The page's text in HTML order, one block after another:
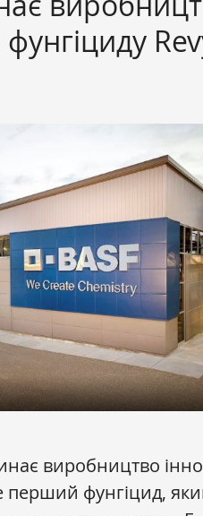
фунгіциду
виробництво
перший фунгіцид,